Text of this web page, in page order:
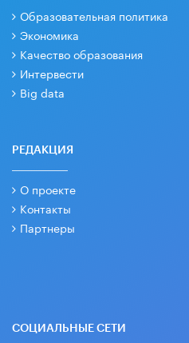
Образовательная политика
Экономика
Качество образования
Интервести
Big data
РЕДАКЦИЯ
О проекте
Контакты
Партнеры
СОЦИАЛЬНЫЕ СЕТИ